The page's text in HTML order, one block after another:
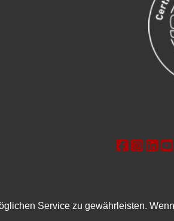
Service zu gewährleisten.